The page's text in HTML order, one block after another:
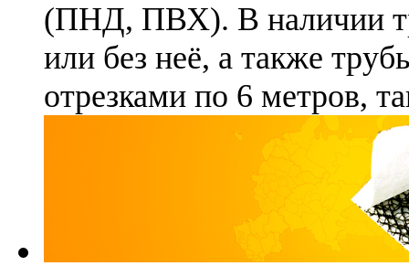
(ПНД, ПВХ). В наличии
или без неё, а также
отрезками по 6 метров,